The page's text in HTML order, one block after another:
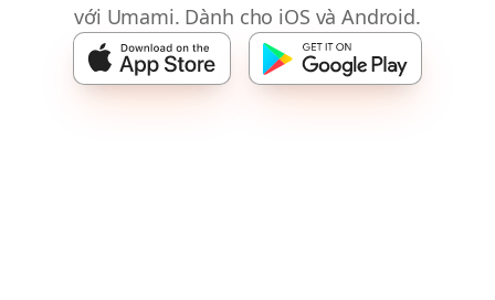
với Umami. Dành cho iOS và Android.